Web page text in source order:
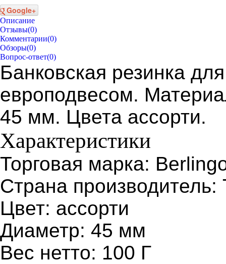
Google+
Описание
Отзывы(0)
Комментарии(0)
Обзоры(0)
Вопрос-ответ(0)
Банковская резинка
европодвесом.
45 мм. Цвета ассорти.
Характеристики
Торговая марка:
Страна производитель:
Цвет: ассорти
Диаметр: 45 мм
Вес нетто: 100 Г